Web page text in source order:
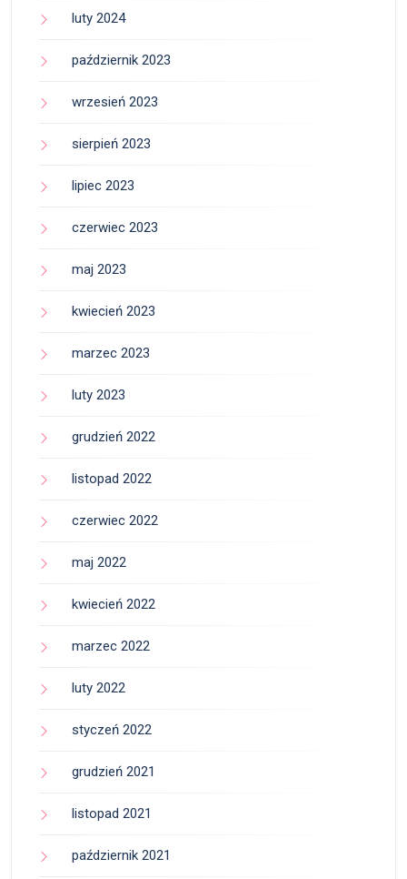
luty 2024
październik 2023
wrzesień 2023
sierpień 2023
lipiec 2023
czerwiec 2023
maj 2023
kwiecień 2023
marzec 2023
luty 2023
grudzień 2022
listopad 2022
czerwiec 2022
maj 2022
kwiecień 2022
marzec 2022
luty 2022
styczeń 2022
grudzień 2021
listopad 2021
październik 2021